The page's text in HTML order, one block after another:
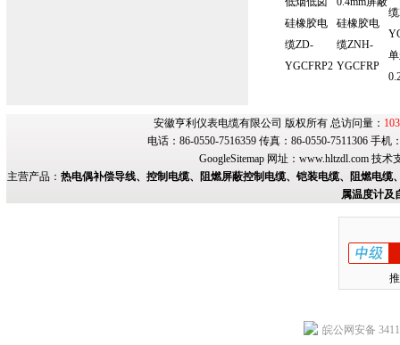
硅橡胶电
缆ZD-
YGCFRP2
硅橡胶电
缆ZNH-
YGCFRP
安徽亨利仪表电缆有限公司 版权所有 总访问量：
电话：86-0550-7516359 传真：86-0550-7511306 手
GoogleSitemap网址： www.hltzdl.com技术
主营产品： 热电偶补偿导线、控制电缆、阻燃屏蔽控制电缆、铠装电缆、阻燃电
属温度计及
皖公网安备